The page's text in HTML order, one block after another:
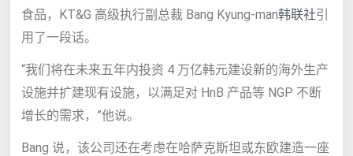
食品，KT&G 高级执行副总裁 Bang Kyung-man韩联社引
用了一段话。
“我们将在未来五年内投资 4 万亿韩元建设新的海外生产
设施并扩建现有设施，以满足对 HnB 产品等 NGP 不断
增长的需求，”他说。
Bang 说，该公司还在考虑在哈萨克斯坦或东欧建造一座